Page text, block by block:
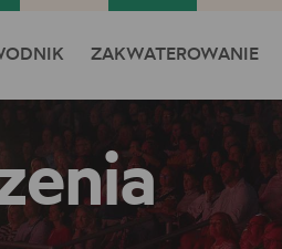
ZAKWATEROWANIE